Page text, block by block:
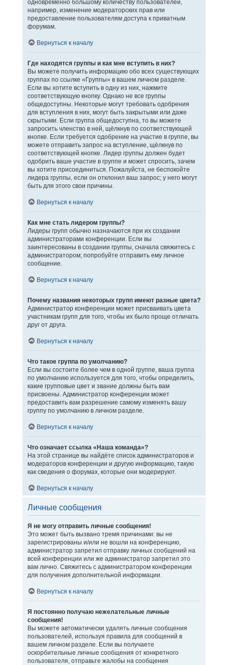
одновременно большому количеству пользователей,
например, изменение модераторских прав или
предоставление пользователям доступа к приватным
форумам.
Вернуться к началу
Где находятся группы и как мне вступить в них?
Вы можете получить информацию обо всех существующих
группах по ссылке «Группы» в вашем личном разделе.
Если вы хотите вступить в одну из них, нажмите
соответствующую кнопку. Однако не все группы
общедоступны. Некоторые могут требовать одобрения
для вступления в них, могут быть закрытыми или даже
скрытыми. Если группа общедоступна, то вы можете
запросить членство в ней, щёлкнув по соответствующей
кнопке. Если требуется одобрение на участие в группе, вы
можете отправить запрос на вступление, щёлкнув по
соответствующей кнопке. Лидер группы должен будет
одобрить ваше участие в группе и может спросить, зачем
вы хотите присоединиться. Пожалуйста, не беспокойте
лидера группы, если он отклонил ваш запрос; у него могут
быть для этого свои причины.
Вернуться к началу
Как мне стать лидером группы?
Лидеры групп обычно назначаются при их создании
администраторами конференции. Если вы
заинтересованы в создании группы, сначала свяжитесь с
администратором; попробуйте отправить ему личное
сообщение.
Вернуться к началу
Почему названия некоторых групп имеют разные цвета?
Администратор конференции может присваивать цвета
участникам групп для того, чтобы их было проще отличать
друг от друга.
Вернуться к началу
Что такое группа по умолчанию?
Если вы состоите более чем в одной группе, ваша группа
по умолчанию используется для того, чтобы определить,
какие групповые цвет и звание должны быть вам
присвоены. Администратор конференции может
предоставить вам разрешение самому изменять вашу
группу по умолчанию в личном разделе.
Вернуться к началу
Что означает ссылка «Наша команда»?
На этой странице вы найдёте список администраторов и
модераторов конференции и другую информацию, такую
как сведения о форумах, которые они модерируют.
Вернуться к началу
Личные сообщения
Я не могу отправить личные сообщения!
Это может быть вызвано тремя причинами: вы не
зарегистрированы и/или не вошли на конференцию,
администратор запретил отправку личных сообщений на
всей конференции или же администратор запретил это
вам лично. Свяжитесь с администратором конференции
для получения дополнительной информации.
Вернуться к началу
Я постоянно получаю нежелательные личные
сообщения!
Вы можете автоматически удалять личные сообщения
пользователей, используя правила для сообщений в
вашем личном разделе. Если вы получаете
оскорбительные личные сообщения от конкретного
пользователя, отправьте жалобы на сообщения